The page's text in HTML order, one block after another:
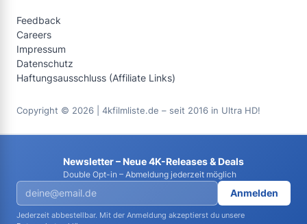
Feedback
Careers
Impressum
Datenschutz
Haftungsausschluss (Affiliate Links)
Copyright © 2026 | 4kfilmliste.de – seit 2016 in Ultra HD!
Newsletter – Neue 4K-Releases & Deals
Double Opt-in – Abmeldung jederzeit möglich
Anmelden
Jederzeit abbestellbar. Mit der Anmeldung akzeptierst du unsere